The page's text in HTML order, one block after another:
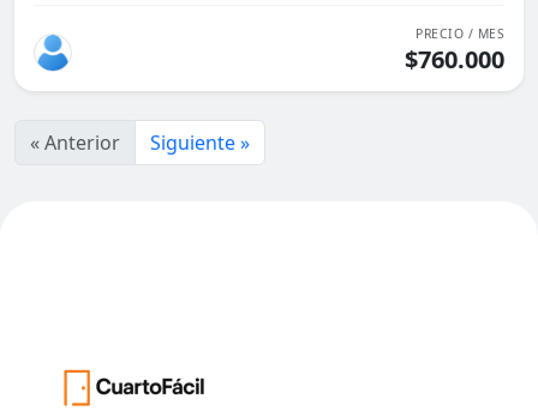
PRECIO / MES
$760.000
« Anterior Siguiente »